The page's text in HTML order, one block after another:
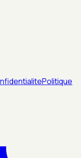
Politique